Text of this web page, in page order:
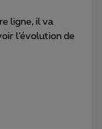
ligne, il va
l’évolution de